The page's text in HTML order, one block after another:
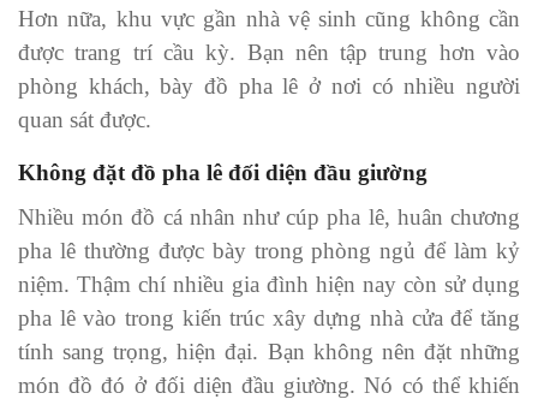
Hơn nữa, khu vực gần nhà vệ sinh cũng không cần
được trang trí cầu kỳ. Bạn nên tập trung hơn vào
phòng khách, bày đồ pha lê ở nơi có nhiều người
quan sát được.
Không đặt đồ pha lê đối diện đầu giường
Nhiều món đồ cá nhân như cúp pha lê, huân chương
pha lê thường được bày trong phòng ngủ để làm kỷ
niệm. Thậm chí nhiều gia đình hiện nay còn sử dụng
pha lê vào trong kiến trúc xây dựng nhà cửa để tăng
tính sang trọng, hiện đại. Bạn không nên đặt những
món đồ đó ở đối diện đầu giường. Nó có thể khiến